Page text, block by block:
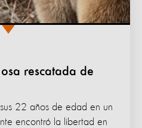
rescatada de
22 años de edad en un
encontró la libertad en